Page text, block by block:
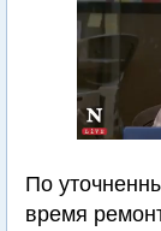
По
время